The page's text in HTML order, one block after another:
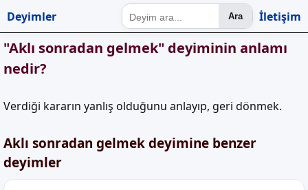
Deyimler Ara İletişim
"Aklı sonradan gelmek" deyiminin anlamı
nedir?
Verdiği kararın yanlış olduğunu anlayıp, geri dönmek.
Aklı sonradan gelmek deyimine benzer
deyimler